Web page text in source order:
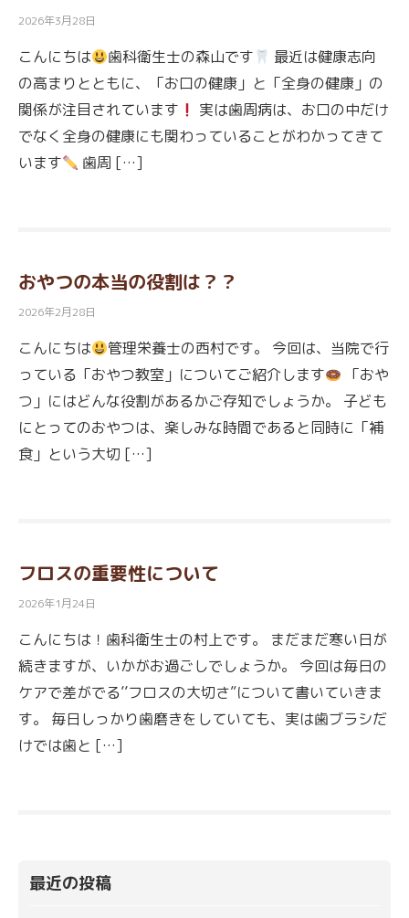
2026年3月28日
こんにちは 歯科衛生士の森山です
最近は健康志向
の高まりとともに、「お口の健康」と「全身の健康」の
関係が注目されています
実は歯周病は、お口の中だけ
でなく全身の健康にも関わっていることがわかってきて
います
歯周 […]
おやつの本当の役割は？？
2026年2月28日
こんにちは
管理栄養士の西村です。 今回は、当院で行
っている「おやつ教室」についてご紹介します
「おや
つ」にはどんな役割があるかご存知でしょうか。 子ども
にとってのおやつは、楽しみな時間であると同時に「補
食」という大切 […]
フロスの重要性について
2026年1月24日
こんにちは！歯科衛生士の村上です。 まだまだ寒い日が
続きますが、いかがお過ごしでしょうか。 今回は毎日の
ケアで差がでる’’フロスの大切さ”について書いていきま
す。 毎日しっかり歯磨きをしていても、実は歯ブラシだ
けでは歯と […]
最近の投稿